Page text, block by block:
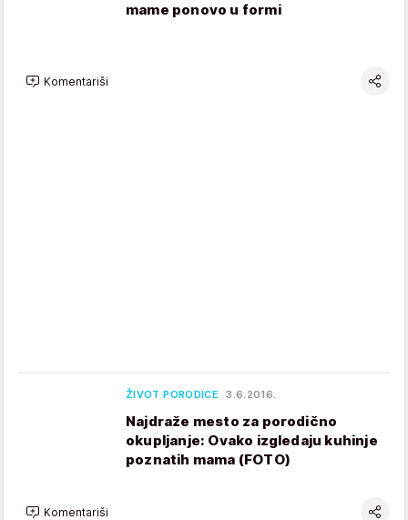
mame ponovo u formi
Komentariši
ŽIVOT PORODICE 3.6.2016.
Najdraže mesto za porodično
okupljanje: Ovako izgledaju kuhinje
poznatih mama (FOTO)
Komentariši